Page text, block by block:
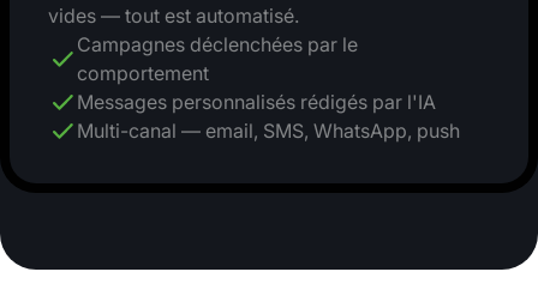
vides — tout est automatisé.
Campagnes déclenchées par le
comportement
Messages personnalisés rédigés par l'IA
Multi-canal — email, SMS, WhatsApp, push